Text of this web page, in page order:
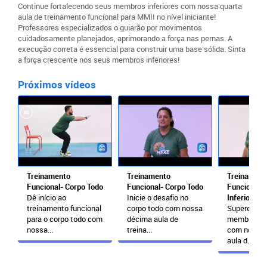
Continue fortalecendo seus membros inferiores com nossa quarta
aula de treinamento funcional para MMII no nível iniciante!
Professores especializados o guiarão por movimentos
cuidadosamente planejados, aprimorando a força nas pernas. A
execução correta é essencial para construir uma base sólida. Sinta
a força crescente nos seus membros inferiores!
Próximos vídeos
Treinamento
Funcional- Corpo Todo
Dê início ao
treinamento funcional
para o corpo todo com
nossa...
Treinamento
Funcional- Corpo Todo
Inicie o desafio no
corpo todo com nossa
décima aula de
treina...
Funcional-
Inferiores
Supere
membros
com nossa
aula d...